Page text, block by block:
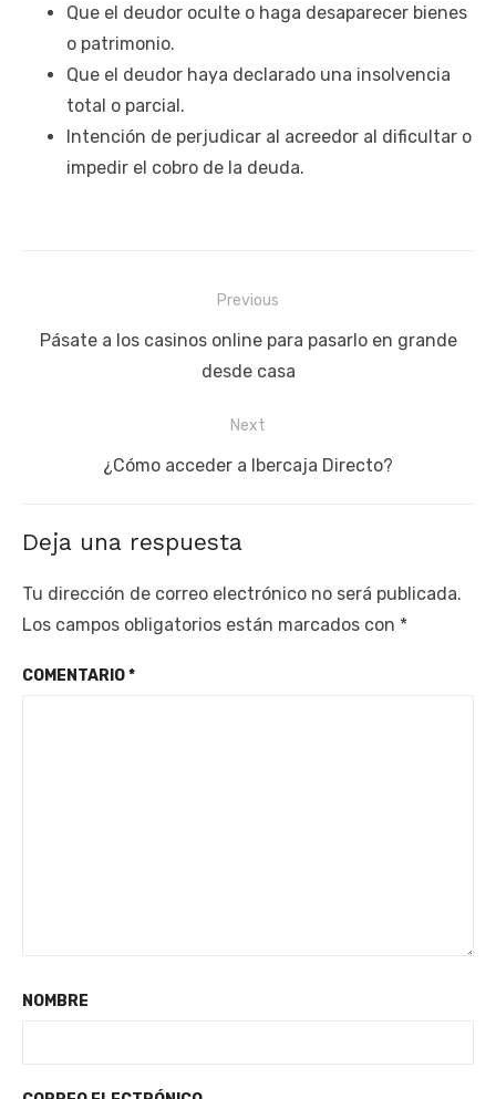
Que el deudor oculte o haga desaparecer bienes
o patrimonio.
Que el deudor haya declarado una insolvencia
total o parcial.
Intención de perjudicar al acreedor al dificultar o
impedir el cobro de la deuda.
de
Previous
Previous
Pásate a los casinos online para pasarlo en grande
desde casa
Next
Next
¿Cómo acceder a Ibercaja Directo?
Deja una respuesta
Tu dirección de correo electrónico no será publicada.
Los campos obligatorios están marcados con *
COMENTARIO*
NOMBRE